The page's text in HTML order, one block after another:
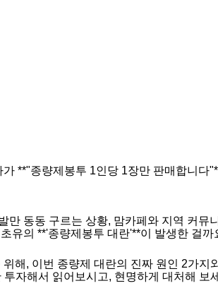
**"종량제봉투 1인당 1장만 판매합니다
만 동동 구르는 상황, 맘카페와 지역 커뮤
유의 **'종량제봉투 대란'**이 발생한 걸까
해, 이번 종량제 대란의 진짜 원인 2가지
자해서 읽어보시고, 현명하게 대처해 보